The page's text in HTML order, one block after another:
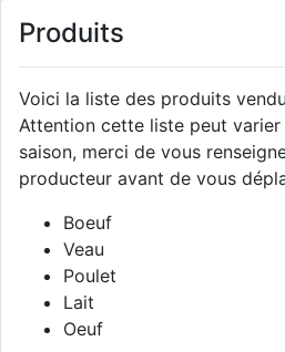
Produits
Voici la liste des produits
Attention cette liste peut
saison, merci de vous
producteur avant de vous
Boeuf
Veau
Poulet
Lait
Oeuf